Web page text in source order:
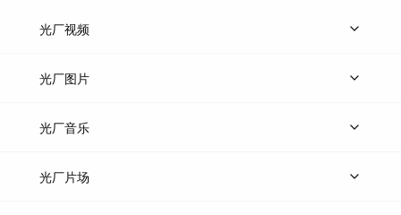
光厂视频
上传视频
光厂图片
上传图片
光厂音乐
热门音乐
光厂片场